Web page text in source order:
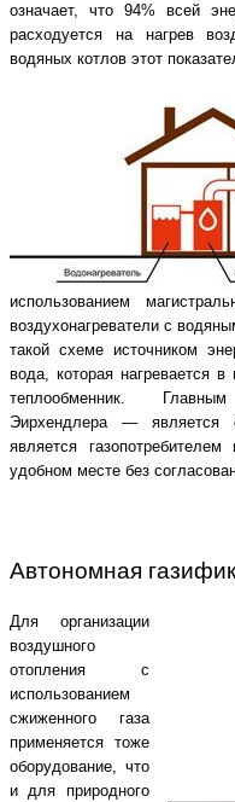
означает, что 94% всей
расходуется на нагрев
водяных котлов этот
использованием
воздухонагреватели с
такой схеме источником
вода, которая нагревается
теплообменник.
Эирхендлера — является
является
удобном месте без
Автономная
Для организации
воздушного
отопления с
использованием
сжиженного газа
применяется тоже
оборудование, что
и для природного